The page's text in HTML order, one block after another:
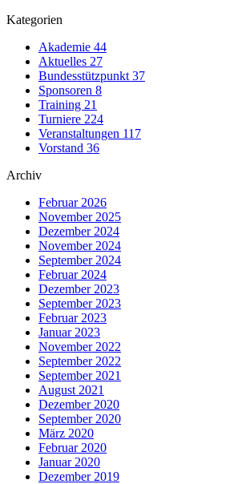
Kategorien
Akademie 44
Aktuelles 27
Bundesstützpunkt 37
Sponsoren 8
Training 21
Turniere 224
Veranstaltungen 117
Vorstand 36
Archiv
Februar 2026
November 2025
Dezember 2024
November 2024
September 2024
Februar 2024
Dezember 2023
September 2023
Februar 2023
Januar 2023
November 2022
September 2022
September 2021
August 2021
Dezember 2020
September 2020
März 2020
Februar 2020
Januar 2020
Dezember 2019